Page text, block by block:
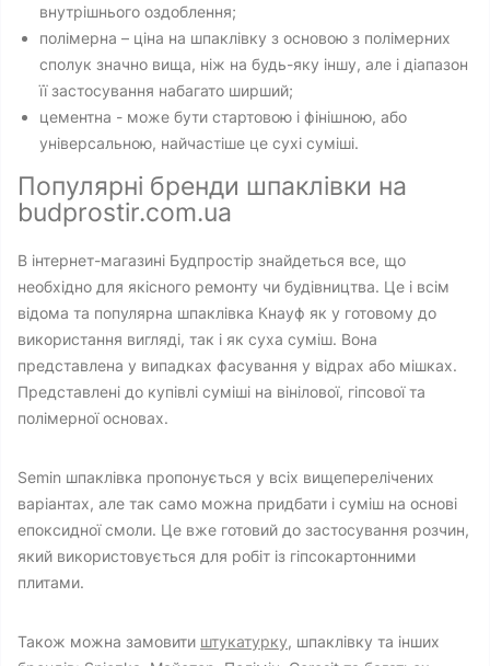
внутрішнього оздоблення;
полімерна – ціна на шпаклівку з основою з полімерних
сполук значно вища, ніж на будь-яку іншу, але і діапазон
її застосування набагато ширший;
цементна - може бути стартовою і фінішною, або
універсальною, найчастіше це сухі суміші.
Популярні бренди шпаклівки на
budprostir.com.ua
В інтернет-магазині Будпростір знайдеться все, що
необхідно для якісного ремонту чи будівництва. Це і всім
відома та популярна шпаклівка Кнауф як у готовому до
використання вигляді, так і як суха суміш. Вона
представлена ​​у випадках фасування у відрах або мішках.
Представлені до купівлі суміші на вінілової, гіпсової та
полімерної основах.
Semin шпаклівка пропонується у всіх вищеперелічених
варіантах, але так само можна придбати і суміш на основі
епоксидної смоли. Це вже готовий до застосування розчин,
який використовується для робіт із гіпсокартонними
плитами.
Також можна замовити штукатурку, шпаклівку та інших